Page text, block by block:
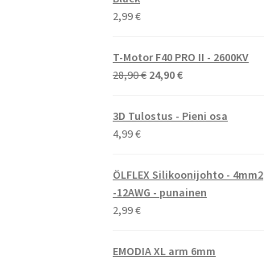
2,99€
T-Motor F40 PRO II - 2600KV
28,90€ Alkuperäinen
oli:
24,90€Nykyinen
on:
3D Tulostus - Pieni osa
4,99€
ÖLFLEX Silikoonijohto - 4mm2
-12AWG - punainen
2,99€
EMODIA XL arm 6mm